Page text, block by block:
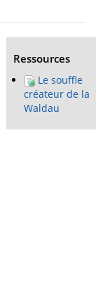
Ressources
Le souffle
créateur de la
Waldau